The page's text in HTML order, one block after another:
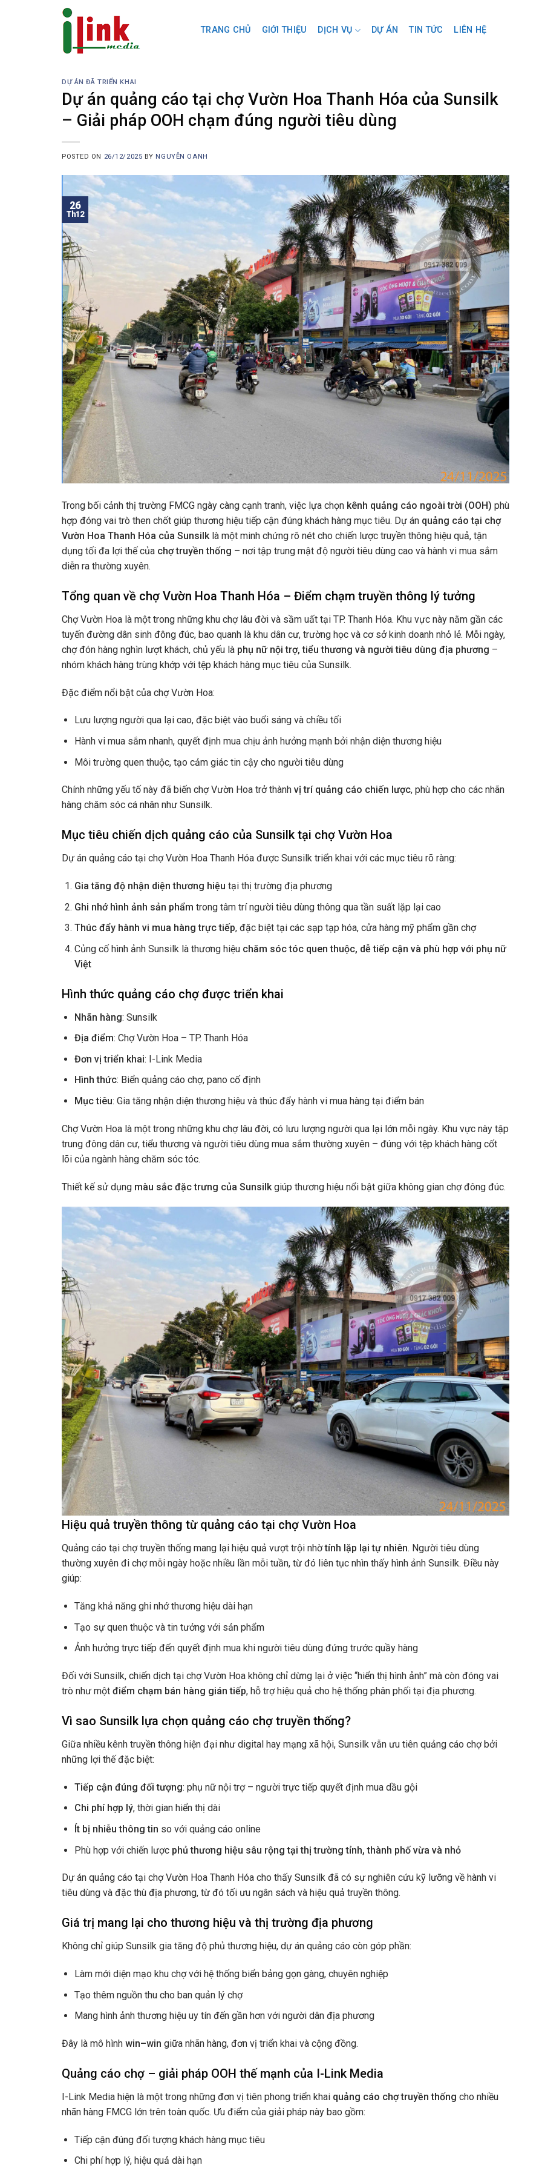
TRANG CHỦ GIỚI THIỆU DỊCH VỤ DỰ ÁN TIN TỨC LIÊN HỆ
DỰ ÁN ĐÃ TRIỂN KHAI
Dự án quảng cáo tại chợ Vườn Hoa Thanh Hóa của Sunsilk
– Giải pháp OOH chạm đúng người tiêu dùng
POSTED ON 26/12/2025 BY NGUYỄN OANH
26
Th12
Trong bối cảnh thị trường FMCG ngày càng cạnh tranh, việc lựa chọn kênh quảng cáo ngoài trời (OOH) phù
hợp đóng vai trò then chốt giúp thương hiệu tiếp cận đúng khách hàng mục tiêu. Dự án quảng cáo tại chợ
Vườn Hoa Thanh Hóa của Sunsilklà một minh chứng rõ nét cho chiến lược truyền thông hiệu quả, tận
dụng tối đa lợi thế của chợ truyền thống – nơi tập trung mật độ người tiêu dùng cao và hành vi mua sắm
diễn ra thường xuyên.
Tổng quan về chợ Vườn Hoa Thanh Hóa – Điểm chạm truyền thông lý tưởng
Chợ Vườn Hoa là một trong những khu chợ lâu đời và sầm uất tại TP. Thanh Hóa. Khu vực này nằm gần các
tuyến đường dân sinh đông đúc, bao quanh là khu dân cư, trường học và cơ sở kinh doanh nhỏ lẻ. Mỗi ngày,
chợ đón hàng nghìn lượt khách, chủ yếu là phụ nữ nội trợ, tiểu thương và người tiêu dùng địa phương –
nhóm khách hàng trùng khớp với tệp khách hàng mục tiêu của Sunsilk.
Đặc điểm nổi bật của chợ Vườn Hoa:
Lưu lượng người qua lại cao, đặc biệt vào buổi sáng và chiều tối
Hành vi mua sắm nhanh, quyết định mua chịu ảnh hưởng mạnh bởi nhận diện thương hiệu
Môi trường quen thuộc, tạo cảm giác tin cậy cho người tiêu dùng
Chính những yếu tố này đã biến chợ Vườn Hoa trở thành vị trí quảng cáo chiến lược, phù hợp cho các nhãn
hàng chăm sóc cá nhân như Sunsilk.
Mục tiêu chiến dịch quảng cáo của Sunsilk tại chợ Vườn Hoa
Dự án quảng cáo tại chợ Vườn Hoa Thanh Hóa được Sunsilk triển khai với các mục tiêu rõ ràng:
Gia tăng độ nhận diện thương hiệu tại thị trường địa phương
Ghi nhớ hình ảnh sản phẩm trong tâm trí người tiêu dùng thông qua tần suất lặp lại cao
Thúc đẩy hành vi mua hàng trực tiếp, đặc biệt tại các sạp tạp hóa, cửa hàng mỹ phẩm gần chợ
Củng cố hình ảnh Sunsilk là thương hiệu chăm sóc tóc quen thuộc, dễ tiếp cận và phù hợp với phụ nữ
Việt
Hình thức quảng cáo chợ được triển khai
Nhãn hàng: Sunsilk
Địa điểm: Chợ Vườn Hoa – TP. Thanh Hóa
Đơn vị triển khai: I-Link Media
Hình thức: Biển quảng cáo chợ, pano cố định
Mục tiêu: Gia tăng nhận diện thương hiệu và thúc đẩy hành vi mua hàng tại điểm bán
Chợ Vườn Hoa là một trong những khu chợ lâu đời, có lưu lượng người qua lại lớn mỗi ngày. Khu vực này tập
trung đông dân cư, tiểu thương và người tiêu dùng mua sắm thường xuyên – đúng với tệp khách hàng cốt
lõi của ngành hàng chăm sóc tóc.
Thiết kế sử dụng màu sắc đặc trưng của Sunsilk giúp thương hiệu nổi bật giữa không gian chợ đông đúc.
Hiệu quả truyền thông từ quảng cáo tại chợ Vườn Hoa
Quảng cáo tại chợ truyền thống mang lại hiệu quả vượt trội nhờtính lặp lại tự nhiên. Người tiêu dùng
thường xuyên đi chợ mỗi ngày hoặc nhiều lần mỗi tuần, từ đó liên tục nhìn thấy hình ảnh Sunsilk. Điều này
giúp:
Tăng khả năng ghi nhớ thương hiệu dài hạn
Tạo sự quen thuộc và tin tưởng với sản phẩm
Ảnh hưởng trực tiếp đến quyết định mua khi người tiêu dùng đứng trước quầy hàng
Đối với Sunsilk, chiến dịch tại chợ Vườn Hoa không chỉ dừng lại ở việc “hiển thị hình ảnh” mà còn đóng vai
trò như một điểm chạm bán hàng gián tiếp, hỗ trợ hiệu quả cho hệ thống phân phối tại địa phương.
Vì sao Sunsilk lựa chọn quảng cáo chợ truyền thống?
Giữa nhiều kênh truyền thông hiện đại như digital hay mạng xã hội, Sunsilk vẫn ưu tiên quảng cáo chợ bởi
những lợi thế đặc biệt:
Tiếp cận đúng đối tượng: phụ nữ nội trợ – người trực tiếp quyết định mua dầu gội
Chi phí hợp lý, thời gian hiển thị dài
Ít bị nhiễu thông tin so với quảng cáo online
Phù hợp với chiến lược phủ thương hiệu sâu rộng tại thị trường tỉnh, thành phố vừa và nhỏ
Dự án quảng cáo tại chợ Vườn Hoa Thanh Hóa cho thấy Sunsilk đã có sự nghiên cứu kỹ lưỡng về hành vi
tiêu dùng và đặc thù địa phương, từ đó tối ưu ngân sách và hiệu quả truyền thông.
Giá trị mang lại cho thương hiệu và thị trường địa phương
Không chỉ giúp Sunsilk gia tăng độ phủ thương hiệu, dự án quảng cáo còn góp phần:
Làm mới diện mạo khu chợ với hệ thống biển bảng gọn gàng, chuyên nghiệp
Tạo thêm nguồn thu cho ban quản lý chợ
Mang hình ảnh thương hiệu uy tín đến gần hơn với người dân địa phương
Đây là mô hình win–win giữa nhãn hàng, đơn vị triển khai và cộng đồng.
Quảng cáo chợ – giải pháp OOH thế mạnh của I-Link Media
I-Link Media hiện là một trong những đơn vị tiên phong triển khai quảng cáo chợ truyền thống cho nhiều
nhãn hàng FMCG lớn trên toàn quốc. Ưu điểm của giải pháp này bao gồm:
Tiếp cận đúng đối tượng khách hàng mục tiêu
Chi phí hợp lý, hiệu quả dài hạn